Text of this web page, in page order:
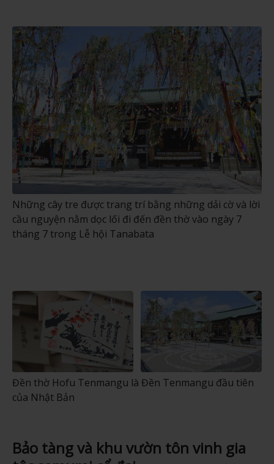
Những cây tre được trang trí bằng những dải cờ và lời
cầu nguyện nằm dọc lối đi đến đền thờ vào ngày 7
tháng 7 trong Lễ hội Tanabata
Đền thờ Hofu Tenmangu là Đền Tenmangu đầu tiên
của Nhật Bản
Bảo tàng và khu vườn tôn vinh gia